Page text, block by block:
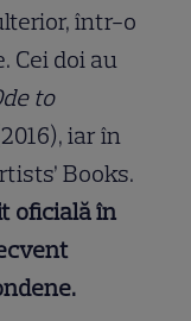
într-o
Cei doi au
to
iar în
Books.
oficială în